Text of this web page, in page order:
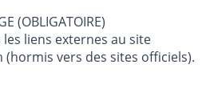
TEXTE DE VOTRE MESSAGE (OBLIGATOIRE)
liens externes au site
(hormis vers des sites officiels).